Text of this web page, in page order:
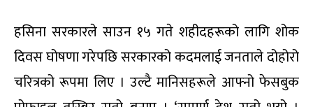
हसिना सरकारले साउन १५ गते शहीदहरूको लागि शोक
दिवस घोषणा गरेपछि सरकारको कदमलाई जनताले दोहोरो
चरित्रको रूपमा लिए । उल्टै मानिसहरूले आफ्नो फेसबुक